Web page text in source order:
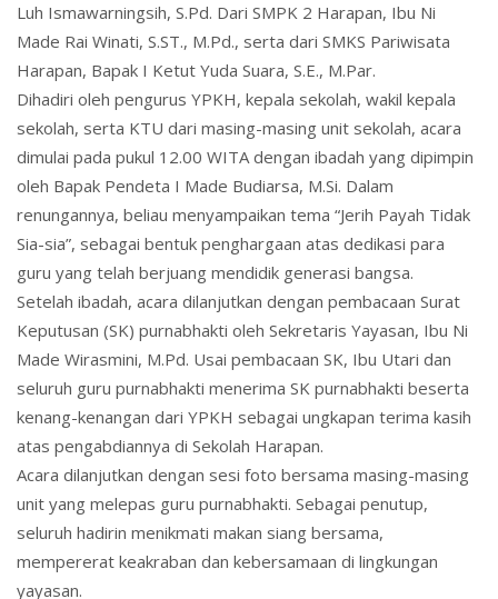
Luh Ismawarningsih, S.Pd. Dari SMPK 2 Harapan, Ibu Ni
Made Rai Winati, S.ST., M.Pd., serta dari SMKS Pariwisata
Harapan, Bapak I Ketut Yuda Suara, S.E., M.Par.
Dihadiri oleh pengurus YPKH, kepala sekolah, wakil kepala
sekolah, serta KTU dari masing-masing unit sekolah, acara
dimulai pada pukul 12.00 WITA dengan ibadah yang dipimpin
oleh Bapak Pendeta I Made Budiarsa, M.Si. Dalam
renungannya, beliau menyampaikan tema “Jerih Payah Tidak
Sia-sia”, sebagai bentuk penghargaan atas dedikasi para
guru yang telah berjuang mendidik generasi bangsa.
Setelah ibadah, acara dilanjutkan dengan pembacaan Surat
Keputusan (SK) purnabhakti oleh Sekretaris Yayasan, Ibu Ni
Made Wirasmini, M.Pd. Usai pembacaan SK, Ibu Utari dan
seluruh guru purnabhakti menerima SK purnabhakti beserta
kenang-kenangan dari YPKH sebagai ungkapan terima kasih
atas pengabdiannya di Sekolah Harapan.
Acara dilanjutkan dengan sesi foto bersama masing-masing
unit yang melepas guru purnabhakti. Sebagai penutup,
seluruh hadirin menikmati makan siang bersama,
mempererat keakraban dan kebersamaan di lingkungan
yayasan.